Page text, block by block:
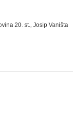
20. st., Josip Vaništa